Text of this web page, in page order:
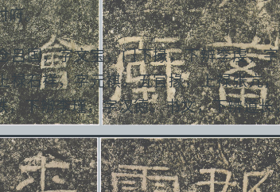
府。
吕国，字文宝，门下掾，下辨李虔，
禄石祥，字元祺。五官掾，上禄张亢
，下辨李瑾，字汉德。书文，下辨道